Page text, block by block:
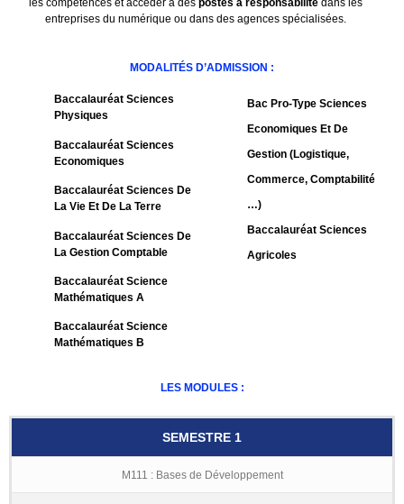
les compétences et accéder à des postes à responsabilité dans les
entreprises du numérique ou dans des agences spécialisées.
MODALITÉS D’ADMISSION :
Baccalauréat Sciences
Physiques
Baccalauréat Sciences
Economiques
Baccalauréat Sciences De
La Vie Et De La Terre
Baccalauréat Sciences De
La Gestion Comptable
Baccalauréat Science
Mathématiques A
Baccalauréat Science
Mathématiques B
Bac Pro-Type Sciences
Economiques Et De
Gestion (logistique,
Commerce, Comptabilité
…)
Baccalauréat Sciences
Agricoles
LES MODULES :
SEMESTRE 1
M111 : Bases de Développement